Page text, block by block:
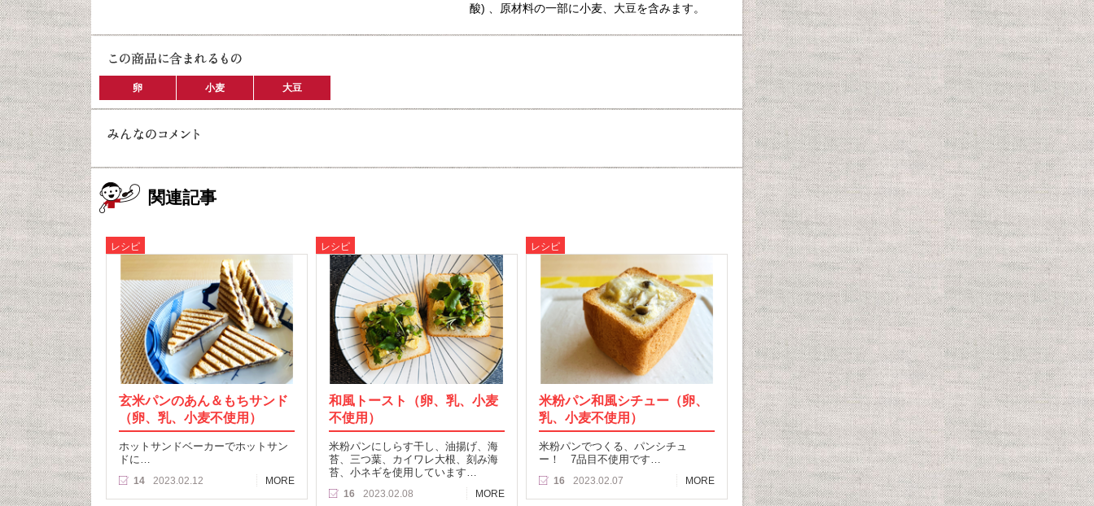
酸) 、原材料の一部に小麦、大豆を含みます。
卵 小麦 大豆
関連記事
レシピ
玄米パンのあん＆もちサンド
（卵、乳、小麦不使用）
ホットサンドベーカーでホットサン
ドに…
14 2023.02.12 MORE
レシピ
和風トースト（卵、乳、小麦
不使用）
米粉パンにしらす干し、油揚げ、海
苔、三つ葉、カイワレ大根、刻み海
苔、小ネギを使用しています…
16 2023.02.08 MORE
レシピ
米粉パン和風シチュー（卵、
乳、小麦不使用）
米粉パンでつくる、パンシチュ
ー！ 7品目不使用です…
16 2023.02.07 MORE